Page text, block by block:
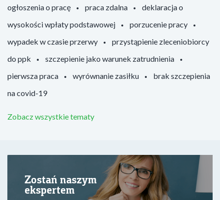
ogłoszenia o pracę praca zdalna
deklaracja o
wysokości wpłaty podstawowej
porzucenie pracy
wypadek w czasie przerwy
przystąpienie zleceniobiorcy
do ppk
szczepienie jako warunek zatrudnienia
pierwsza praca
wyrównanie zasiłku
brak szczepienia
na covid-19
Zobacz wszystkie tematy
Zostań naszym
ekspertem